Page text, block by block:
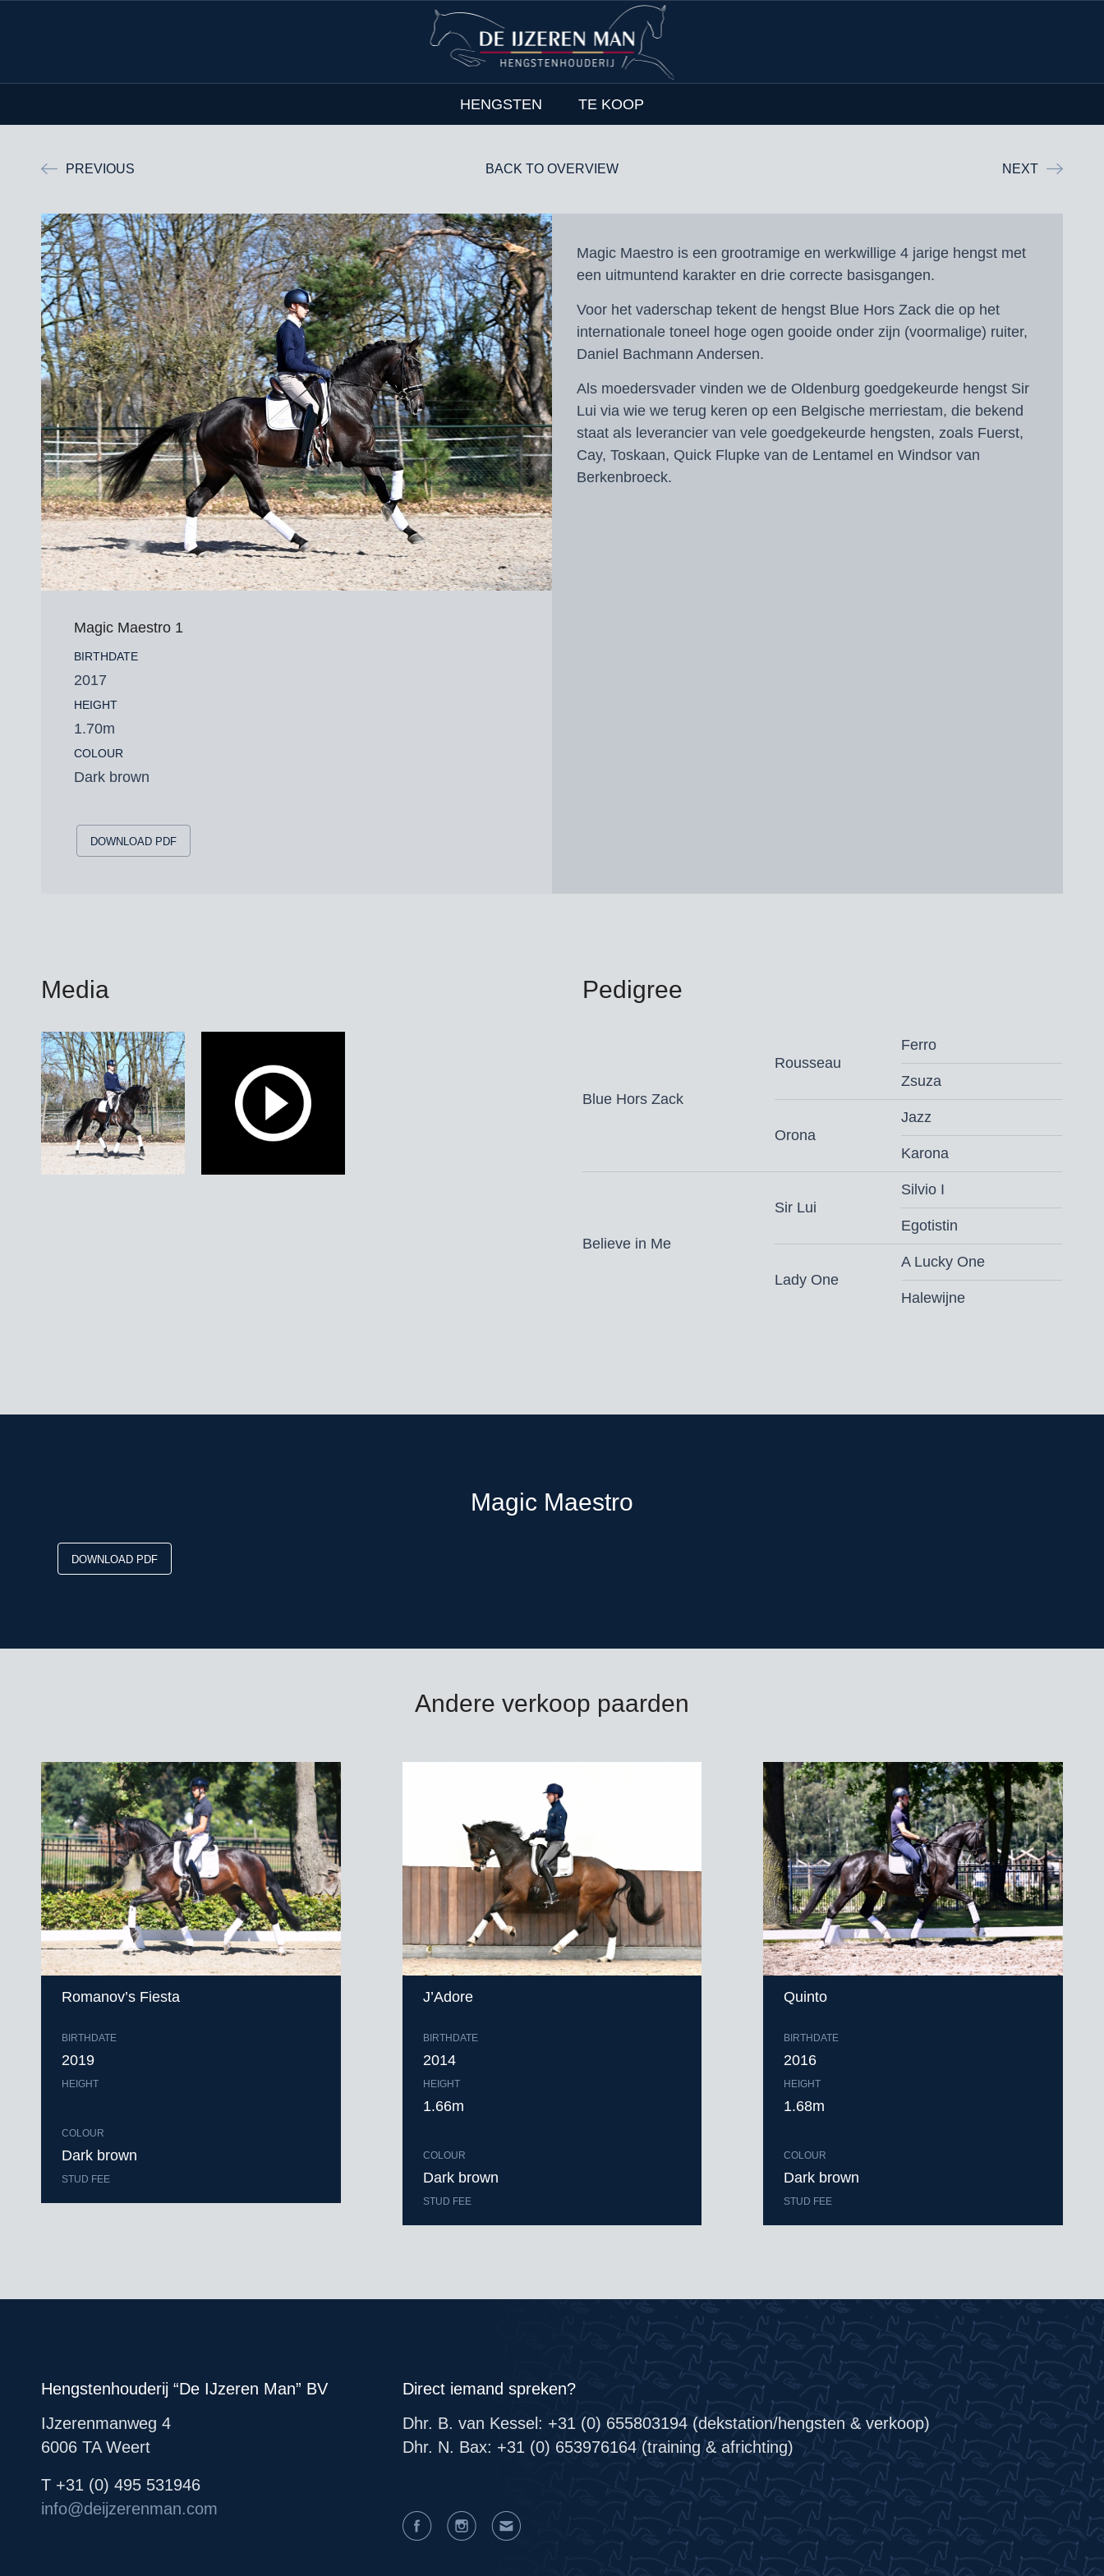
HENGSTEN TE KOOP
PREVIOUS BACK TO OVERVIEW NEXT
Magic Maestro 1
BIRTHDATE
2017
HEIGHT
1.70m
COLOUR
Dark brown
DOWNLOAD PDF
Magic Maestro is een grootramige en werkwillige 4 jarige hengst met
een uitmuntend karakter en drie correcte basisgangen.
Voor het vaderschap tekent de hengst Blue Hors Zack die op het
internationale toneel hoge ogen gooide onder zijn (voormalige) ruiter,
Daniel Bachmann Andersen.
Als moedersvader vinden we de Oldenburg goedgekeurde hengst Sir
Lui via wie we terug keren op een Belgische merriestam, die bekend
staat als leverancier van vele goedgekeurde hengsten, zoals Fuerst,
Cay, Toskaan, Quick Flupke van de Lentamel en Windsor van
Berkenbroeck.
Media Pedigree
Blue Hors Zack
Rousseau
Ferro
Zsuza
Orona
Jazz
Karona
Believe in Me
Sir Lui
Silvio I
Egotistin
Lady One
A Lucky One
Halewijne
Magic Maestro
DOWNLOAD PDF
Andere verkoop paarden
Romanov’s Fiesta
BIRTHDATE
2019
HEIGHT
COLOUR
Dark brown
STUD FEE
J’Adore
BIRTHDATE
2014
HEIGHT
1.66m
COLOUR
Dark brown
STUD FEE
Quinto
BIRTHDATE
2016
HEIGHT
1.68m
COLOUR
Dark brown
STUD FEE
Hengstenhouderij “De IJzeren Man” BV
IJzerenmanweg 4
6006 TA Weert
T +31 (0) 495 531946
info@deijzerenman.com
Direct iemand spreken?
Dhr. B. van Kessel: +31 (0) 655803194 (dekstation/hengsten & verkoop)
Dhr. N. Bax: +31 (0) 653976164 (training & africhting)